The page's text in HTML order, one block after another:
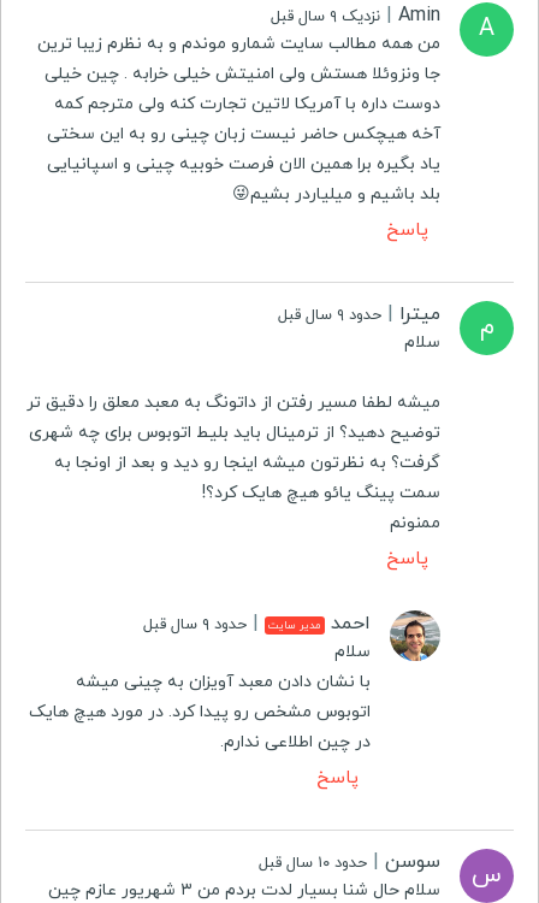
A
Amin نزدیک ۹ سال قبل
من همه مطالب سایت شمارو موندم و به نظرم زیبا ترین
جا ونزوئلا هستش ولی امنیتش خیلی خرابه . چین خیلی
دوست داره با آمریکا لاتین تجارت کنه ولی مترجم کمه
آخه هیچکس حاضر نیست زبان چینی رو به این سختی
یاد بگیره برا همین الان فرصت خوبیه چینی و اسپانیایی
بلد باشیم و میلیاردر بشیم😜
پاسخ
م میترا حدود ۹ سال قبل
سلام
میشه لطفا مسیر رفتن از داتونگ به معبد معلق را دقیق تر
توضیح دهید؟ از ترمینال باید بلیط اتوبوس برای چه شهری
گرفت؟ به نظرتون میشه اینجا رو دید و بعد از اونجا به
سمت پینگ یائو هیچ هایک کرد؟!
ممنونم
پاسخ
احمد مدیر سایت حدود ۹ سال قبل
سلام
با نشان دادن معبد آویزان به چینی میشه
اتوبوس مشخص رو پیدا کرد. در مورد هیچ هایک
در چین اطلاعی ندارم.
پاسخ
س سوسن حدود ۱۰ سال قبل
سلام حال شنا بسیار لدت بردم من ۳ شهریور عازم چین